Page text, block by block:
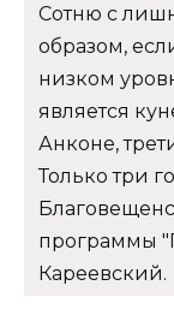
Сотню с
образом,
низком
является
Анконе,
Только три
программы
Кареевский.